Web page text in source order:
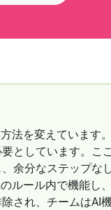
法を変えています
としています。こ
余分なステップな
ルール内で機能し
され、チームはAI